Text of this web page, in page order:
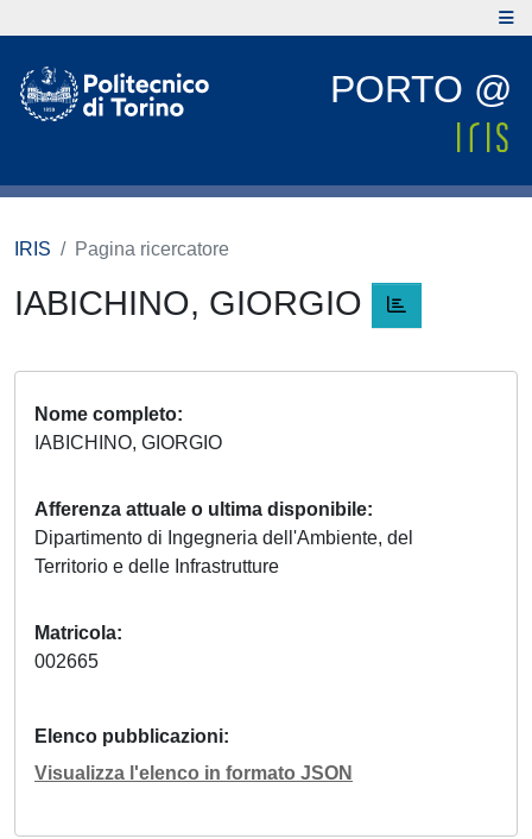
PORTO @
IRIS Pagina ricercatore
IABICHINO, GIORGIO
Nome completo
IABICHINO, GIORGIO
Afferenza attuale o ultima disponibile
Dipartimento di Ingegneria dell'Ambiente, del
Territorio e delle Infrastrutture
Matricola
002665
Elenco pubblicazioni
Visualizza l'elenco in formato JSON